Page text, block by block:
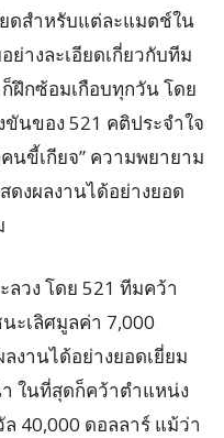
ดสำหรับแต่ละแมตช์ใน
างละเอียดเกี่ยวกับทีม
ฝึกซ้อมเกือบทุกวัน โดย
ของ 521 คติประจำใจ
นขี้เกียจ” ความพยายาม
งผลงานได้อย่างยอด
วง โดย 521 ทีมคว้า
ะเลิศมูลค่า 7,000
งานได้อย่างยอดเยี่ยม
ในที่สุดก็คว้าตำแหน่ง
ล 40,000 ดอลลาร์ แม้ว่า